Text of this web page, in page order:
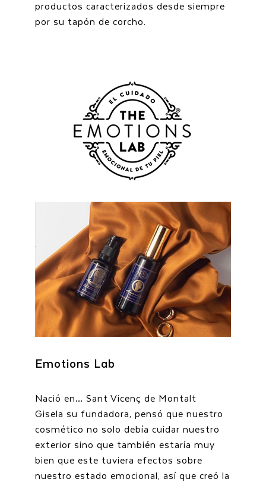
productos caracterizados desde siempre
por su tapón de corcho.
Emotions Lab
Nació en… Sant Vicenç de Montalt
Gisela su fundadora, pensó que nuestro
cosmético no solo debía cuidar nuestro
exterior sino que también estaría muy
bien que este tuviera efectos sobre
nuestro estado emocional, así que creó la